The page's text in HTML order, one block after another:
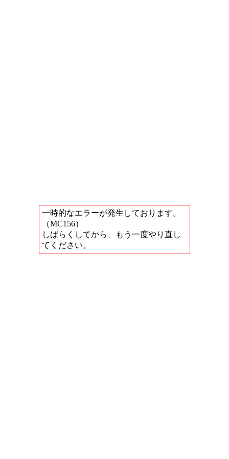
一時的なエラーが発生しております。
（MC156）
しばらくしてから、もう一度やり直し
てください。